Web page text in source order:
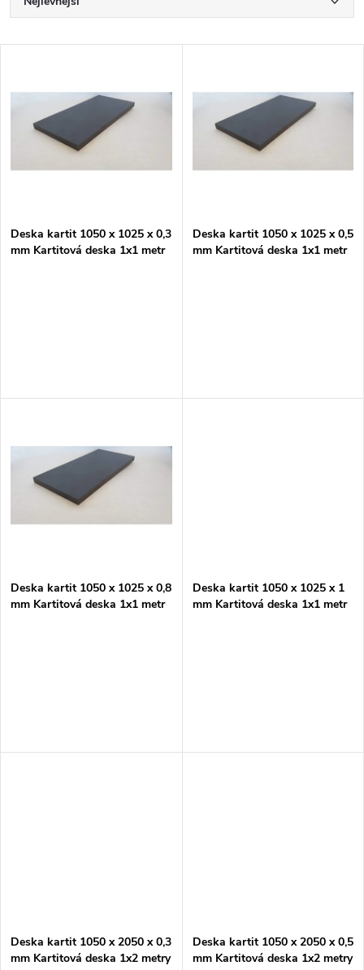
a
z
n
p
u
k
ů
ý
i
s
p
d
k
Deska kartit 1050 x 1025 x 0,3
mm Kartitová deska 1x1 metr
Deska kartit 1050 x 1025 x 0,5
mm Kartitová deska 1x1 metr
Deska kartit 1050 x 1025 x 0,8
mm Kartitová deska 1x1 metr
Deska kartit 1050 x 1025 x 1
mm Kartitová deska 1x1 metr
Deska kartit 1050 x 2050 x 0,3
mm Kartitová deska 1x2 metry
Deska kartit 1050 x 2050 x 0,5
mm Kartitová deska 1x2 metry